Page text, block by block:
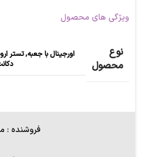
ویژگی های محصول
نوع
محصول
اورجینال با جعبه,تستر
دکانت 30
فروشنده :